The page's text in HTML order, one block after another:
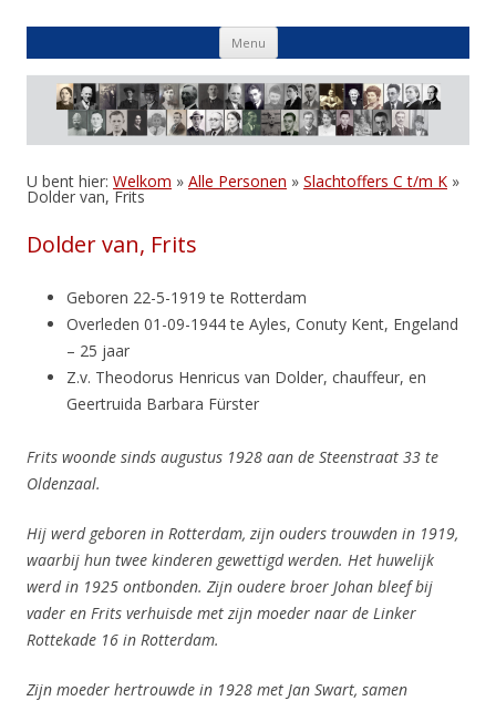
Menu Skip
content
U bent hier: Welkom » Alle Personen » Slachtoffers C t/m K »
Dolder van, Frits
Dolder van, Frits
Geboren 22-5-1919 te Rotterdam
Overleden 01-09-1944 te Ayles, Conuty Kent, Engeland
– 25 jaar
Z.v. Theodorus Henricus van Dolder, chauffeur, en
Geertruida Barbara Fürster
Frits woonde sinds augustus 1928 aan de Steenstraat 33 te
Oldenzaal.
Hij werd geboren in Rotterdam, zijn ouders trouwden in 1919,
waarbij hun twee kinderen gewettigd werden. Het huwelijk
werd in 1925 ontbonden. Zijn oudere broer Johan bleef bij
vader en Frits verhuisde met zijn moeder naar de Linker
Rottekade 16 in Rotterdam.
Zijn moeder hertrouwde in 1928 met Jan Swart, samen